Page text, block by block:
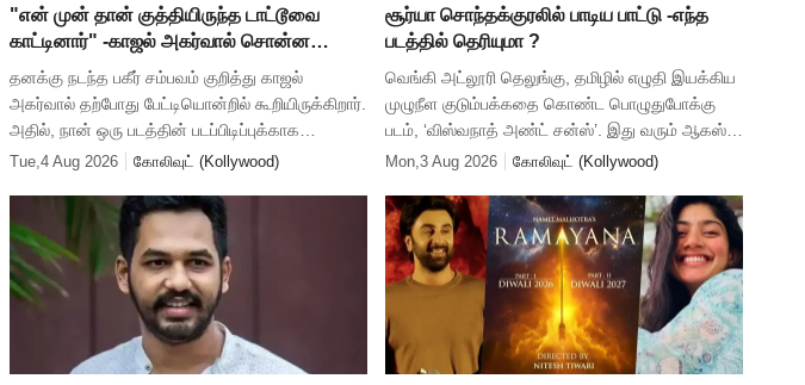
"என் முன் தான் குத்தியிருந்த டாட்டூவை
காட்டினார்" -காஜல் அகர்வால் சொன்ன
அதிர்ச்சி சம்பவம்
தனக்கு நடந்த பகீர் சம்பவம் குறித்து காஜல்
அகர்வால் தற்போது பேட்டியொன்றில் கூறியிருக்கிறார்.
அதில், நான் ஒரு படத்தின் படப்பிடிப்புக்காக
போயிருந்தேன். அப்போது பிரேக் நேரம் என்பதால்
Tue,4 Aug 2026 கோலிவுட் (Kollywood)
சூர்யா சொந்தக்குரலில் பாடிய பாட்டு -எந்த
படத்தில் தெரியுமா ?
வெங்கி அட்லூரி தெலுங்கு, தமிழில் எழுதி இயக்கிய
முழுநீள குடும்பக்கதை கொண்ட பொழுதுபோக்கு
படம், ‘விஸ்வநாத் அண்ட் சன்ஸ்’. இது வரும் ஆகஸ்ட்
14ம் தேதி திரைக்கு வருகிறது. ஸ்ரீகரா ஸ்டுடியோஸ்
Mon,3 Aug 2026 கோலிவுட் (Kollywood)